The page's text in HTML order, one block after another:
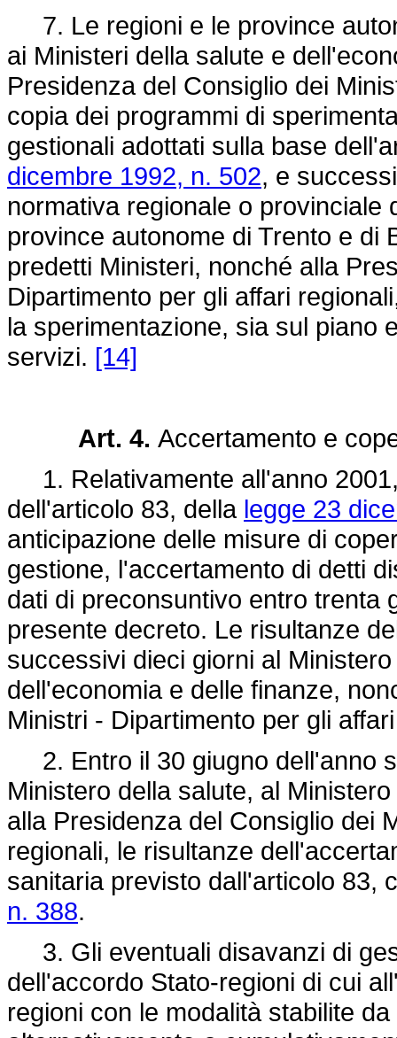
7. Le regioni e le province
ai Ministeri della salute e
Presidenza del Consiglio dei
copia dei programmi di
gestionali adottati sulla base
dicembre 1992, n. 502, e
normativa regionale o provinciale
province autonome di Trento e di
predetti Ministeri, nonché alla
Dipartimento per gli affari
la sperimentazione, sia sul piano
servizi. [14]
Art. 4. Accertamento e
1. Relativamente all'anno
dell'articolo 83, della legge 23
anticipazione delle misure di
gestione, l'accertamento di detti
dati di preconsuntivo entro trenta
presente decreto. Le risultanze
successivi dieci giorni al
dell'economia e delle finanze,
Ministri - Dipartimento per gli
2. Entro il 30 giugno dell'anno
Ministero della salute, al
alla Presidenza del Consiglio dei
regionali, le risultanze
sanitaria previsto dall'articolo 83,
n. 388.
3. Gli eventuali disavanzi di
dell'accordo Stato-regioni di cui
regioni con le modalità stabilite